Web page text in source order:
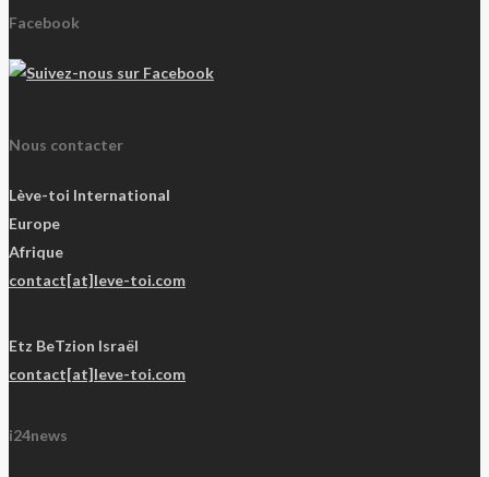
Facebook
Nous contacter
Lève-toi International
Europe
Afrique
contact[at]leve-toi.com
Etz BeTzion Israël
contact[at]leve-toi.com
i24news